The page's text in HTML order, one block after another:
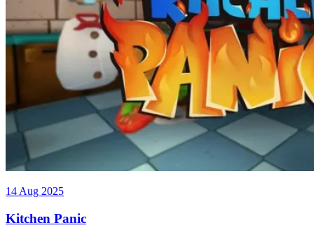
14 Aug 2025
Kitchen Panic